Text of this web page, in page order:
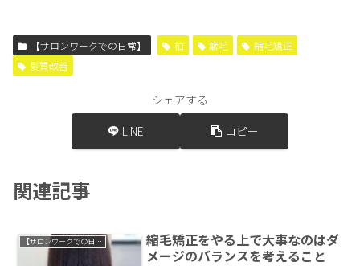
【サロンワークでの日常】 柏 癖毛
縮毛矯正
髪質改善
シェアする
LINE
コピー
関連記事
【サロンワークでの日常】
縮毛矯正をやる上で大事なのはダ
メージのバランスを考えること